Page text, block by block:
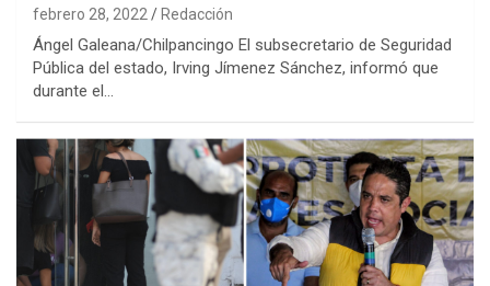
febrero 28, 2022 Redacción
Ángel Galeana/Chilpancingo El subsecretario de Seguridad
Pública del estado, Irving Jímenez Sánchez, informó que
durante el…